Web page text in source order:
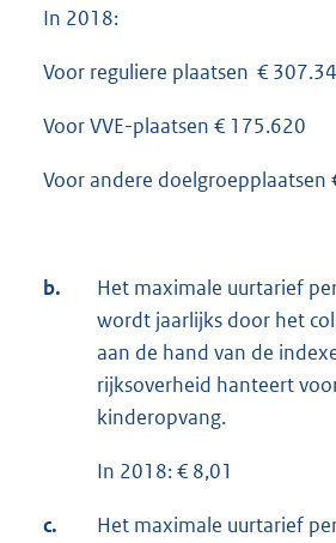
In 2018:
Voor reguliere plaatsen €
Voor VVE-plaatsen € 175.620
Voor andere doelgroepplaatsen
b.
Het maximale uurtarief
wordt jaarlijks door het
aan de hand van de
rijksoverheid hanteert
kinderopvang.
In 2018: € 8,01
c.
Het maximale uurtarief